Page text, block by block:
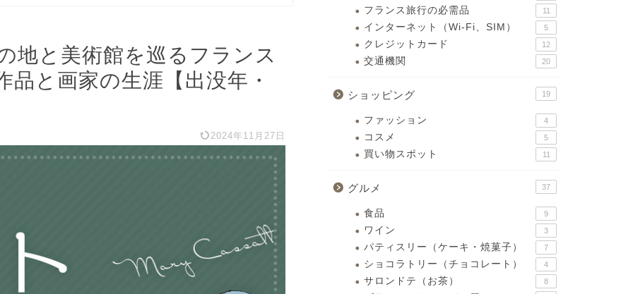
地と美術館を巡るフランス
と画家の生涯【出没年・
2024年11月27日
フランス旅行の必需品 11
インターネット（Wi-Fi、SIM） 5
クレジットカード 12
交通機関 20
ショッピング 19
ファッション 4
コスメ 5
買い物スポット 11
グルメ 37
食品 9
ワイン 3
パティスリー（ケーキ・焼菓子） 7
ショコラトリー（チョコレート） 4
サロンドテ（お茶） 8